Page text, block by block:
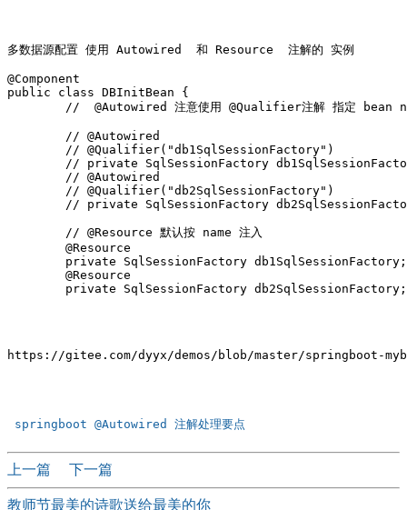
多数据源配置 使用 Autowired  和 Resource  注解的 实例
@Component
public class DBInitBean {
https://gitee.com/dyyx/demos/blob/master/springboot-
上一篇 下一篇
教师节最美的诗歌送给最美的你